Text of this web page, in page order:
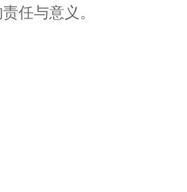
任与意义。